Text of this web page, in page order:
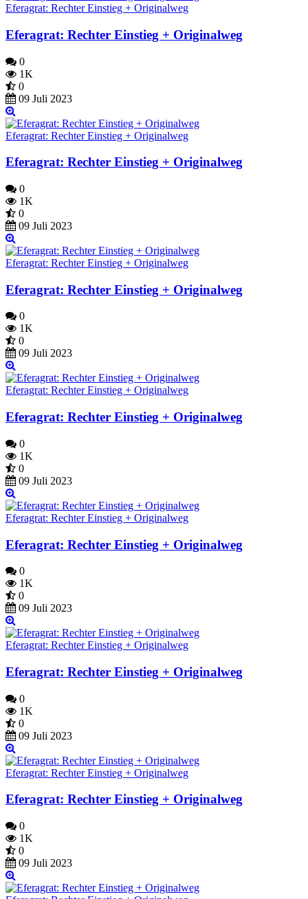
Eferagrat: Rechter Einstieg + Originalweg
Eferagrat: Rechter Einstieg + Originalweg
0
1K
0
09 Juli 2023
Eferagrat: Rechter Einstieg + Originalweg
Eferagrat: Rechter Einstieg + Originalweg
0
1K
0
09 Juli 2023
Eferagrat: Rechter Einstieg + Originalweg
Eferagrat: Rechter Einstieg + Originalweg
0
1K
0
09 Juli 2023
Eferagrat: Rechter Einstieg + Originalweg
Eferagrat: Rechter Einstieg + Originalweg
0
1K
0
09 Juli 2023
Eferagrat: Rechter Einstieg + Originalweg
Eferagrat: Rechter Einstieg + Originalweg
0
1K
0
09 Juli 2023
Eferagrat: Rechter Einstieg + Originalweg
Eferagrat: Rechter Einstieg + Originalweg
0
1K
0
09 Juli 2023
Eferagrat: Rechter Einstieg + Originalweg
Eferagrat: Rechter Einstieg + Originalweg
0
1K
0
09 Juli 2023